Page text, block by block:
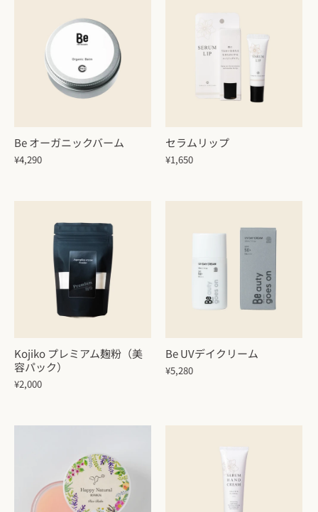
Be オーガニックバーム
¥4,290
セラムリップ
¥1,650
Kojiko プレミアム麹粉（美
容パック）
¥2,000
Be UVデイクリーム
¥5,280